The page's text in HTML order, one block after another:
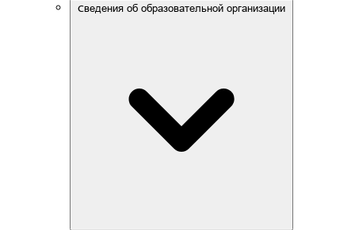
Сведения об образовательной организации